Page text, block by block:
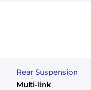
Rear Suspension
Multi-link